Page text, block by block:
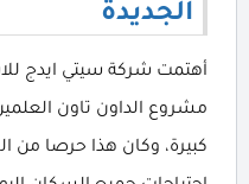
الجديدة
أهتمت شركة سيتي ايدج
مشروع الداون تاون
كبيرة، وكان هذا حرصا من